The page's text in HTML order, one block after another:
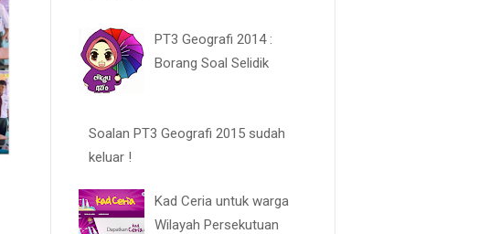
PT3 Geografi 2014 :
Borang Soal Selidik
Soalan PT3 Geografi 2015 sudah
keluar !
Kad Ceria untuk warga
Wilayah Persekutuan